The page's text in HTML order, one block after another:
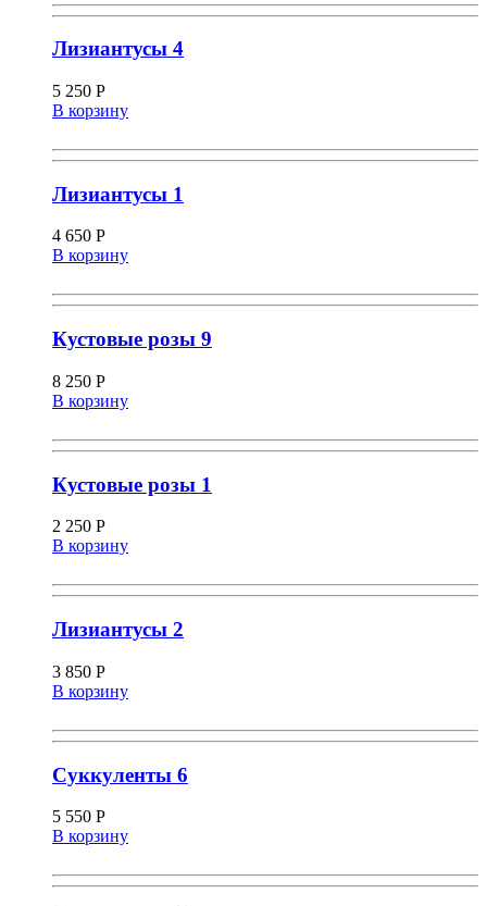
Лизиантусы 4
5 250 Р
В корзину
Лизиантусы 1
4 650 Р
В корзину
Кустовые розы 9
8 250 Р
В корзину
Кустовые розы 1
2 250 Р
В корзину
Лизиантусы 2
3 850 Р
В корзину
Суккуленты 6
5 550 Р
В корзину